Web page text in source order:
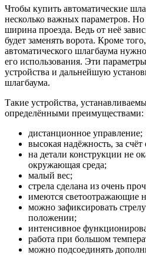
Чтобы купить автоматические
несколько важных параметров.
ширина проезда. Ведь от неё
будет заменять ворота. Кроме
автоматического шлагбаума
его использования. Эти
устройства и дальнейшую
шлагбаума.
Такие устройства,
определёнными преимуществами:
дистанционное управление;
высокая надёжность, за
на детали конструкции не
окружающая среда;
малый вес;
стрела сделана из очень
имеются светоотражающие
можно зафиксировать
положении;
интенсивное
работа при большом
можно подсоединять